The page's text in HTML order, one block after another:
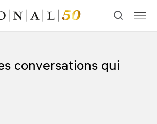
conversations qui